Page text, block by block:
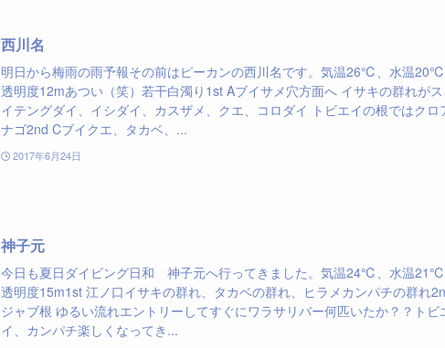
西川名
明日から梅雨の雨予報その前はピーカンの西川名です。気温26℃、水温20℃
透明度12mあつい（笑）若干白濁り1st Aブイサメ穴方面へ イサキの群れが
イテングダイ、イシダイ、カスザメ、クエ、コロダイ トビエイの根ではクロ
ナゴ2nd Cブイクエ、タカベ、...
2017年6月24日
神子元
今日も夏日ダイビング日和 神子元へ行ってきました。気温24℃、水温21℃
透明度15m1st 江ノ口イサキの群れ、タカベの群れ、ヒラメカンパチの群れ
ジャブ根 ゆるい流れエントリーしてすぐにワラサリバー何匹いたか？？トビ
イ、カンパチ楽しくなってき...